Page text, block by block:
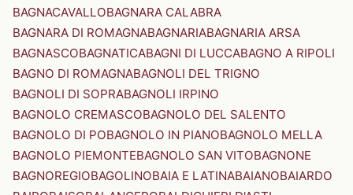
BAGNACAVALLOBAGNARA CALABRA
BAGNARA DI ROMAGNABAGNARIABAGNARIA ARSA
BAGNASCOBAGNATICABAGNI DI LUCCABAGNO A RIPOLI
BAGNO DI ROMAGNABAGNOLI DEL TRIGNO
BAGNOLI DI SOPRABAGNOLI IRPINO
BAGNOLO CREMASCOBAGNOLO DEL SALENTO
BAGNOLO DI POBAGNOLO IN PIANOBAGNOLO MELLA
BAGNOLO PIEMONTEBAGNOLO SAN VITOBAGNONE
BAGNOREGIOBAGOLINOBAIA E LATINABAIANOBAIARDO